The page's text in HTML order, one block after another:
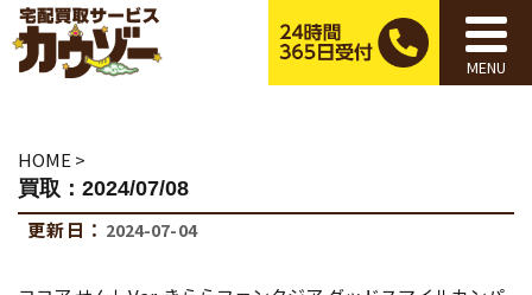
MENU
HOME >
買取：2024/07/08
更新日： 2024-07-04